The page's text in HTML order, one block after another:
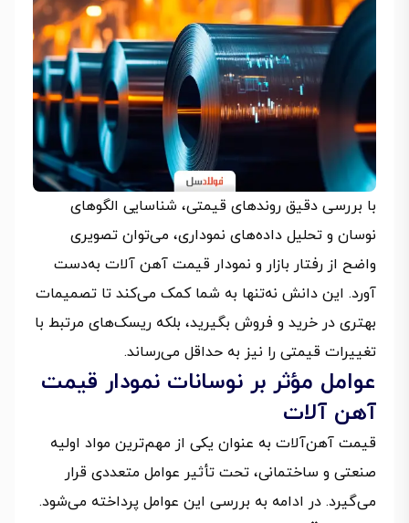
با بررسی دقیق روندهای قیمتی، شناسایی الگوهای
نوسان و تحلیل داده‌های نموداری، می‌توان تصویری
واضح از رفتار بازار و نمودار قیمت آهن آلات به‌دست
آورد. این دانش نه‌تنها به شما کمک می‌کند تا تصمیمات
بهتری در خرید و فروش بگیرید، بلکه ریسک‌های مرتبط با
تغییرات قیمتی را نیز به حداقل می‌رساند.
عوامل مؤثر بر نوسانات نمودار قیمت
آهن آلات
قیمت آهن‌آلات به عنوان یکی از مهم‌ترین مواد اولیه
صنعتی و ساختمانی، تحت تأثیر عوامل متعددی قرار
می‌گیرد. در ادامه به بررسی این عوامل پرداخته می‌شود.